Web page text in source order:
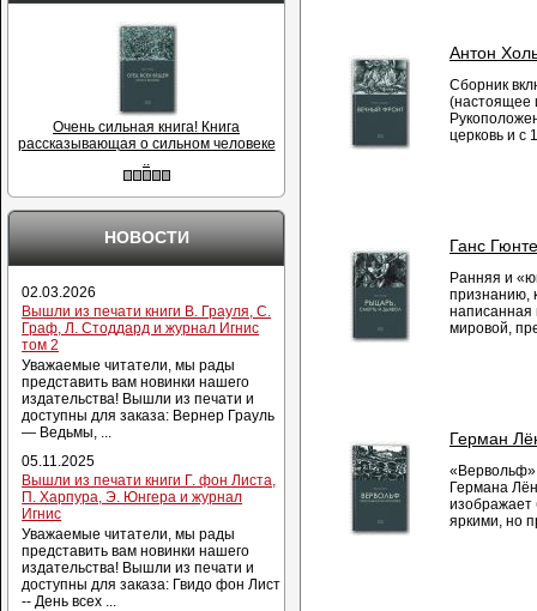
Антон
Сборник
(настоящее
церковь и с
Ганс
Ранняя и
признанию,
написанная
мировой,
Герман
Германа
изображает
яркими, но
Очень сильная книга! Книга
рассказывающая о сильном человеке
..
НОВОСТИ
02.03.2026
Вышли из печати книги В. Грауля, С.
Граф, Л. Стоддард и журнал Игнис
том 2
Уважаемые читатели, мы рады
представить вам новинки нашего
издательства! Вышли из печати и
доступны для заказа: Вернер Грауль
— Ведьмы, ...
05.11.2025
Вышли из печати книги Г. фон Листа,
П. Харпура, Э. Юнгера и журнал
Игнис
Уважаемые читатели, мы рады
представить вам новинки нашего
издательства! Вышли из печати и
доступны для заказа: Гвидо фон Лист
-- День всех ...